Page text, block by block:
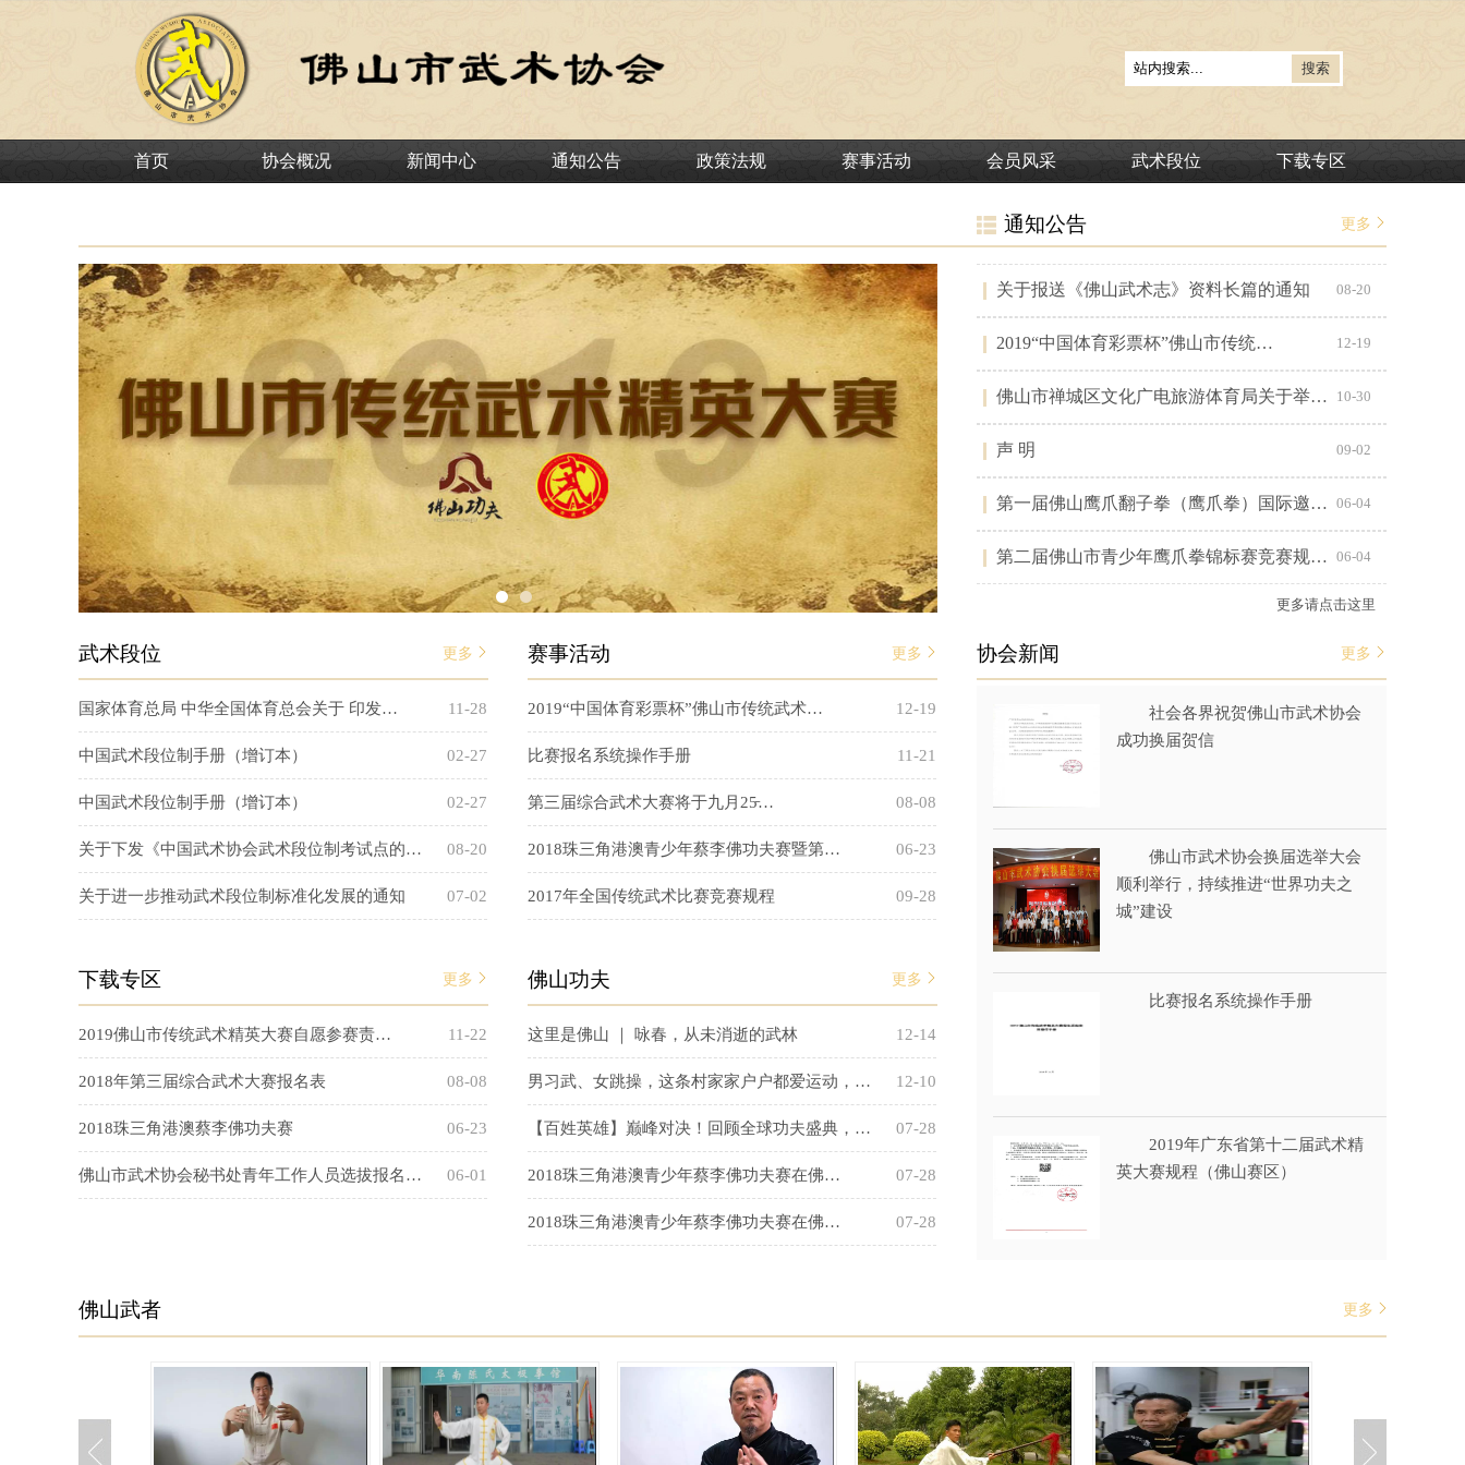
首页 协会概况 新闻中心 通知公告 政策法规 赛事活动 会员风采 武术段位 下载专区
通知公告 更多
关于报送《佛山武术志》资料长篇的通知 08-20
2019“中国体育彩票杯”佛山市传统… 12-19
佛山市禅城区文化广电旅游体育局关于举… 10-30
声 明 09-02
第一届佛山鹰爪翻子拳（鹰爪拳）国际邀… 06-04
第二届佛山市青少年鹰爪拳锦标赛竞赛规… 06-04
更多请点击这里
武术段位 更多
国家体育总局 中华全国体育总会关于 印发… 11-28
中国武术段位制手册（增订本） 02-27
中国武术段位制手册（增订本） 02-27
关于下发《中国武术协会武术段位制考试点的… 08-20
关于进一步推动武术段位制标准化发展的通知 07-02
赛事活动 更多
2019“中国体育彩票杯”佛山市传统武术… 12-19
比赛报名系统操作手册 11-21
第三届综合武术大赛将于九月25̵… 08-08
2018珠三角港澳青少年蔡李佛功夫赛暨第… 06-23
2017年全国传统武术比赛竞赛规程 09-28
下载专区 更多
2019佛山市传统武术精英大赛自愿参赛责… 11-22
2018年第三届综合武术大赛报名表 08-08
2018珠三角港澳蔡李佛功夫赛 06-23
佛山市武术协会秘书处青年工作人员选拔报名… 06-01
佛山功夫 更多
这里是佛山 ｜ 咏春，从未消逝的武林 12-14
男习武、女跳操，这条村家家户户都爱运动，… 12-10
【百姓英雄】巅峰对决！回顾全球功夫盛典，… 07-28
2018珠三角港澳青少年蔡李佛功夫赛在佛… 07-28
2018珠三角港澳青少年蔡李佛功夫赛在佛… 07-28
协会新闻 更多
社会各界祝贺佛山市武术协会
成功换届贺信
佛山市武术协会换届选举大会
顺利举行，持续推进“世界功夫之
城”建设
比赛报名系统操作手册
2019年广东省第十二届武术精
英大赛规程（佛山赛区）
佛山武者 更多